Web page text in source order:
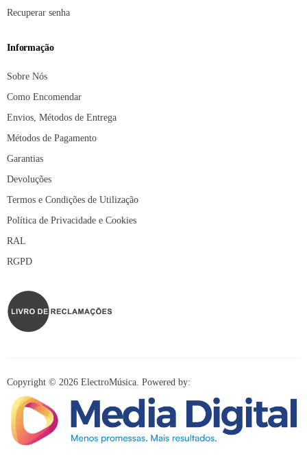
Recuperar senha
Informação
Sobre Nós
Como Encomendar
Envios, Métodos de Entrega
Métodos de Pagamento
Garantias
Devoluções
Termos e Condições de Utilização
Política de Privacidade e Cookies
RAL
RGPD
Copyright © 2026 ElectroMúsica. Powered by: